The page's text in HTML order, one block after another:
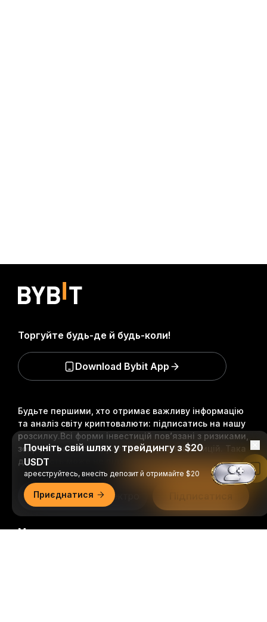
Будьте першими, хто отримає важливу інформацію
та аналіз світу криптовалюти: підписатись на нашу
розсилку.Всі форми інвестицій пов’язані з ризиками,
зокрема ризиком втрати всієї суми інвестицій. Така
діяльність може не підходити всім.
Ми в соцмережах
Торгуйте будь-де й будь-коли!
Download Bybit App
Почніть свій шлях у трейдингу з $20
USDT
ареєструйтесь, внесіть депозит й отримайте $20
Приєднатися
Читати в застосунку Bybit